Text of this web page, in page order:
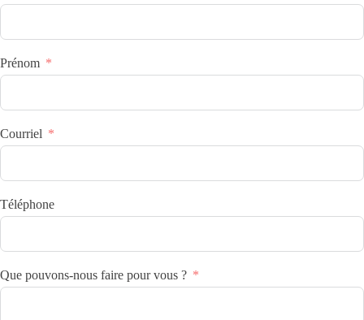
Prénom
Courriel
Téléphone
Que pouvons-nous faire pour vous ?